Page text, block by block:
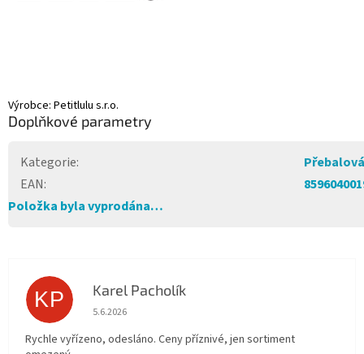
Výrobce: Petitlulu s.r.o.
Doplňkové parametry
Kategorie:
EAN:
Položka byla vyprodána…
KP Karel Pacholík
Hodnocení obchodu je 4 z 5 hvězdiček.
5.6.2026
Rychle vyřízeno, odesláno. Ceny příznivé, jen sortiment